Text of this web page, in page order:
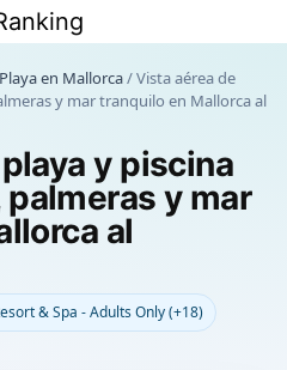
en Mallorca/Vista aérea de
y mar tranquilo en Mallorca al
y piscina
y mar
al
& Spa - Adults Only (+18)